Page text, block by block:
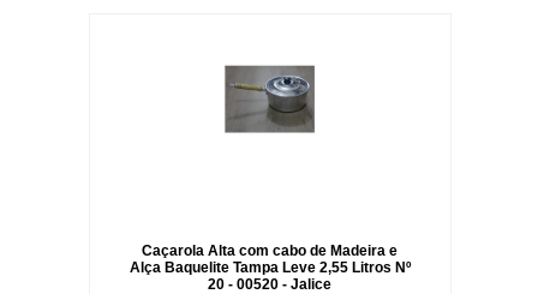
Caçarola Alta com cabo de Madeira e
Alça Baquelite Tampa Leve 2,55 Litros Nº
20 - 00520 - Jalice